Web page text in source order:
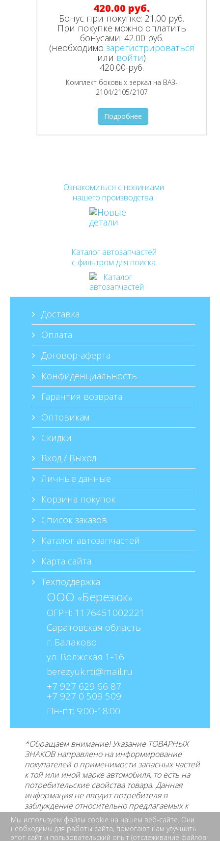
420.00 руб.
Бонус при покупке:21.00 руб.
При покупке можно оплатить
бонусами: 42.00 руб.
(необходимо зарегистрироваться
или войти)
420.00 руб.
Комплект боковых зеркал на ВАЗ-
2104/2105/2107
Подробнее
Ознакомиться с новинками
нашего производства.
Каталог автозапчастей
с фильтром для поиска
Доставка
Оплата
Договор-аферта
Конфиденциальность
Гарантия возврата
Оптовикам
Скидки
Вход / Выход
Личные данные
Корзина покупок
Список заказов
Каталог автозапчастей
Карта сайта
Техподдержка
ООО «Березюк»
ОГРН: 1176451002221
Саратовская область
г. Балаково
ул. Волжская 1-16
berezyuk.rti@mail.ru
+7 927 629 66 87
+7 927 0 509 509
Пн-пт: 9:00-18:00
*Обращаем внимание! Указание ТОВАРНЫХ
ЗНАКОВ направлено на информирование
покупателей о применимости запасных частей
к той или иной марке автомобиля, то есть на
потребительские свойства товара. Данная
информация не вводит потребителя в
заблуждение относительно предлагаемых к
продаже товаров и егопроизводителе, не
нарушает права правообладателей указанных
товарных знаков. Требование предоставлять
Мы используем файлы cookie на нашем веб-сайте. Они
необходимы для работы сайта, помогают нам улучшить
этот сайт и пользовательский опыт (отслеживание файлов